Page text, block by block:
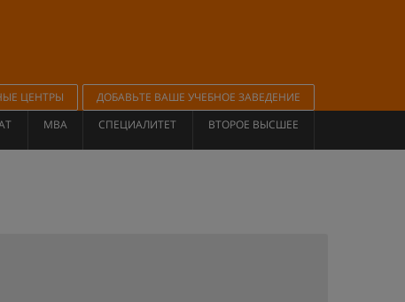
ЦЕНТРЫ
ДОБАВЬТЕ ВАШЕ УЧЕБНОЕ ЗАВЕДЕНИЕ
MBA СПЕЦИАЛИТЕТ ВТОРОЕ ВЫСШЕЕ